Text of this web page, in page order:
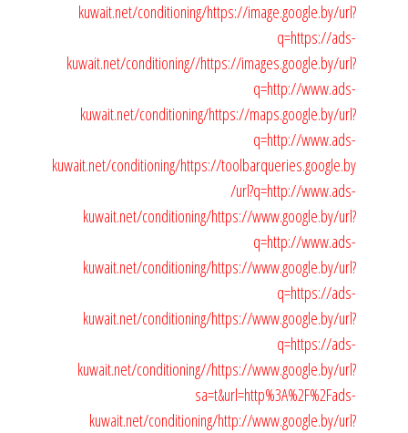
kuwait.net/conditioning/https://image.google.by/url?
q=https://ads-
kuwait.net/conditioning//https://images.google.by/url?
q=http://www.ads-
kuwait.net/conditioning/https://maps.google.by/url?
q=http://www.ads-
kuwait.net/conditioning/https://toolbarqueries.google.by
/url?q=http://www.ads-
kuwait.net/conditioning/https://www.google.by/url?
q=http://www.ads-
kuwait.net/conditioning/https://www.google.by/url?
q=https://ads-
kuwait.net/conditioning/https://www.google.by/url?
q=https://ads-
kuwait.net/conditioning//https://www.google.by/url?
sa=t&url=http%3A%2F%2Fads-
kuwait.net/conditioning/http://www.google.by/url?